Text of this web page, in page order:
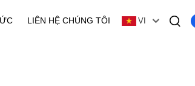
LIÊN HỆ CHÚNG TÔI VI